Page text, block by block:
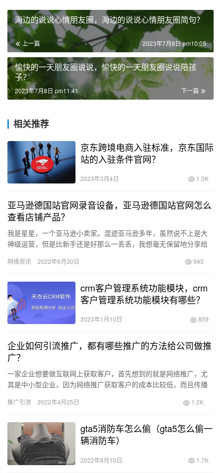
海边的说说心情朋友圈，海边的说说心情朋友圈简句？
上一篇 2023年7月8日 pm10:05
愉快的一天朋友圈说说，愉快的一天朋友圈说说陪孩
子？
下一篇
2023年7月8日 pm11:41
相关推荐
京东跨境电商入驻标准，京东国际
站的入驻条件官网？
2023年3月4日 1.0K
亚马逊德国站官网录音设备，亚马逊德国站官网怎么
查看店铺产品？
我是星星，一个亚马逊小卖家。混迹亚马逊多年，虽然说不上是大
神级运营，但是比新手还是好那么一丢丢，我想毫无保留地分享给
讲讲…
网络资讯 2022年6月30日 945
crm客户管理系统功能模块，crm
客户管理系统功能模块有哪些？
2023年1月10日 859
企业如何引流推广，都有哪些推广的方法给公司做推
广？
一家企业想要做互联网上获取客户，首先想到的就是网络推广，尤
其是中小型企业，因为网络推广获取客户的成本比较低，而且传播
售。那…
推广引流 2022年4月25日 1.2K
gta5消防车怎么偷（gta5怎么偷一
辆消防车）
2022年6月10日 1.7K